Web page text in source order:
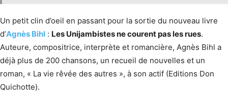
Un petit clin d’oeil en passant pour la sortie du nouveau livre
d’Agnès Bihl : Les Unijambistes ne courent pas les rues.
Auteure, compositrice, interprète et romancière, Agnès Bihl a
déjà plus de 200 chansons, un recueil de nouvelles et un
roman, « La vie rêvée des autres », à son actif (Editions Don
Quichotte).